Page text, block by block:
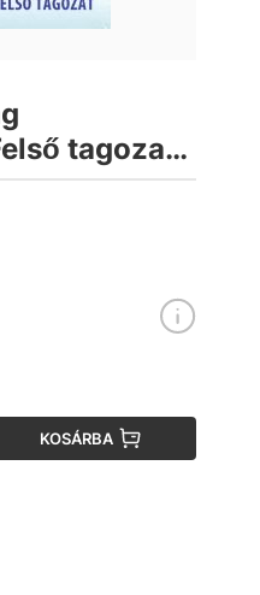
tagozat
KOSÁRBA